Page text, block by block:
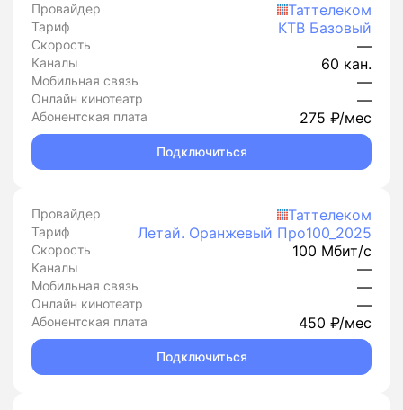
Провайдер Таттелеком
Тариф КТВ Базовый
Скорость —
Каналы 60 кан.
Мобильная связь —
Онлайн кинотеатр —
Абонентская плата 275 ₽/мес
Подключиться
Провайдер Таттелеком
Тариф Летай. Оранжевый Про100_2025
Скорость 100 Мбит/с
Каналы —
Мобильная связь —
Онлайн кинотеатр —
Абонентская плата 450 ₽/мес
Подключиться